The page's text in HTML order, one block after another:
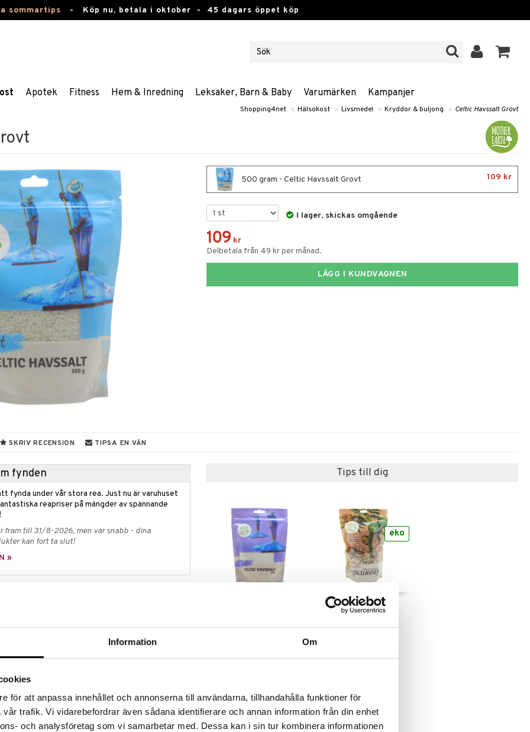
Information Om
för att anpassa innehållet och annonserna till användarna, tillhandahålla funktioner för
trafik. Vi vidarebefordrar även sådana identifierare och annan information från din enhet
och analysföretag som vi samarbetar med. Dessa kan i sin tur kombinera informationen
sommartips - Köp nu, betala i oktober - 45 dagars öppet köp
Apotek Fitness Hem & Inredning Leksaker, Barn & Baby Varumärken Kampanjer
Shopping4net » Hälsokost » Livsmedel » Kryddor & buljong » Celtic Havssalt Grovt
500 gram - Celtic Havssalt Grovt 109 kr
I lager, skickas omgående
109 kr
Delbetala från 49 kr per månad.
LÄGG I KUNDVAGNEN
SKRIV RECENSION TIPSA EN VÄN
fynden
fynda under vår stora rea. Just nu är varuhuset
reapriser på mängder av spännande
fram till 31/8-2026, men var snabb - dina
kan fort ta slut!
»
havssalt! Det här grova havssaltet innehåller
2000-åriga metoden för att samla in det
Hela processen, från havsvatten till salt, hanteras
av solenergi, vindkraft och mänsklig
in och transporteras till lagret och
tillverkas enbart av trä och metall.
rör sig längs mycket smala lervägar som
Tips till dig
Valnötter Premium
RAW&EKO
115
eko